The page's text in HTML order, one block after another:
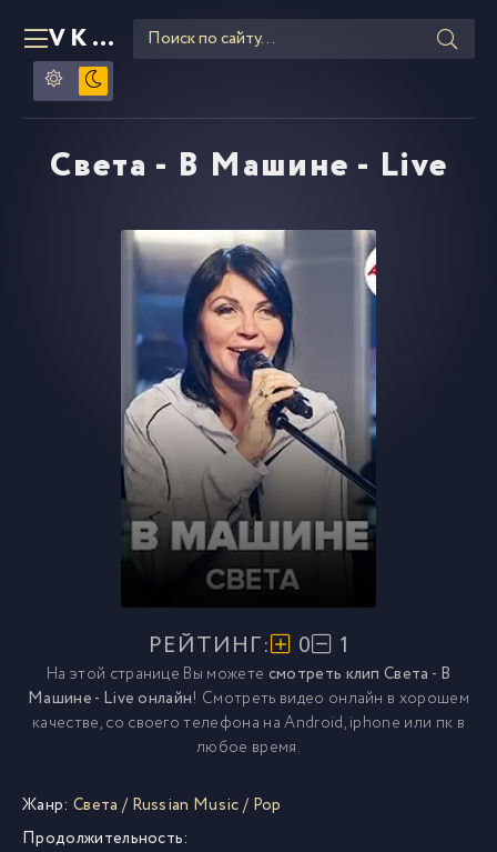
VKLIPE RU
Света - В Машине - Live
РЕЙТИНГ: 0 1
На этой странице Вы можете смотреть клип Света - В
Машине - Live онлайн! Смотреть видео онлайн в хорошем
качестве, со своего телефона на Android, iphone или пк в
любое время.
Жанр: Света / Russian Music/ Pop
Продолжительность: